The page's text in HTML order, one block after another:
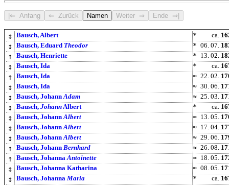
↕ Bausch, Albert * ca.
↕ Bausch, Eduard Theodor * 06. 07.
↑ Bausch, Henriette * 13. 02.
↕ Bausch, Ida * ca.
↑ Bausch, Ida ≈ 22. 02.
↕ Bausch, Ida ≈ 30. 06.
↕ Bausch, JohannAdam ≈ 25. 03.
↕ Bausch,JohannAlbert * ca.
↕ Bausch, JohannAlbert ≈ 13. 05.
↕ Bausch, JohannAlbert ≈ 17. 04.
↕ Bausch, JohannAlbert ≈ 29. 06.
↑ Bausch, JohannBernhard ≈ 26. 08.
↑ Bausch, JohannaAntoinette ≈ 18. 05.
↕ Bausch, Johanna Katharina ≈ 08. 05.
↕ Bausch, JohannaMaria * ca.